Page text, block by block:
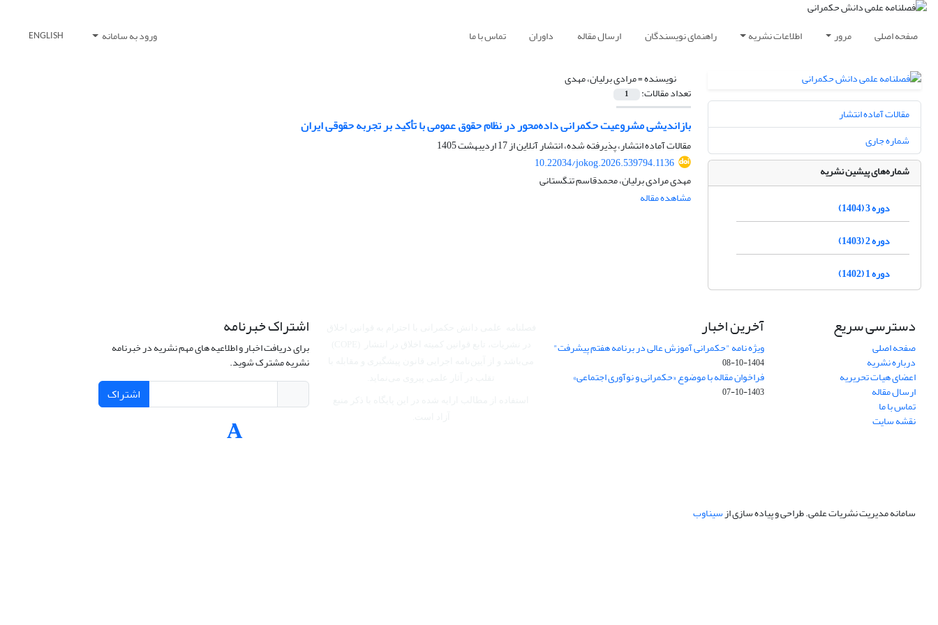
صفحه اصلی مرور اطلاعات نشریه راهنمای نویسندگان ارسال مقاله داوران تماس با ما ورود به سامانه ENGLISH
نویسنده =مرادی برلیان، مهدی
تعداد مقالات: 1
بازاندیشی مشروعیت حکمرانی داده‌محور در نظام حقوق عمومی با تأکید بر تجربه حقوقی ایران
مقالات آماده انتشار، پذیرفته شده، انتشار آنلاین از17 اردیبهشت 1405
10.22034/jokog.2026.539794.1136
مهدی مرادی برلیان، محمدقاسم تنگستانی
مشاهده مقاله
مقالات آماده انتشار
شماره جاری
شماره‌های پیشین نشریه
دوره 3 (1404)
دوره 2 (1403)
دوره 1 (1402)
دسترسی سریع
صفحه اصلی
درباره نشریه
اعضای هیات تحریریه
ارسال مقاله
تماس با ما
نقشه سایت
آخرین اخبار
ویژه نامه "حکمرانی آموزش عالی در برنامه هفتم پیشرفت"
1404-10-08
فراخوان مقاله با موضوع «حکمرانی و نوآوری اجتماعی»
1403-10-07
اشتراک خبرنامه
برای دریافت اخبار و اطلاعیه های مهم نشریه در خبرنامه
نشریه مشترک شوید.
اشتراک
سامانه مدیریت نشریات علمی.طراحی و پیاده سازی ازسیناوب